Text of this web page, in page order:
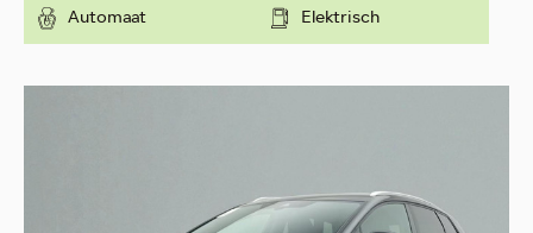
Automaat Elektrisch